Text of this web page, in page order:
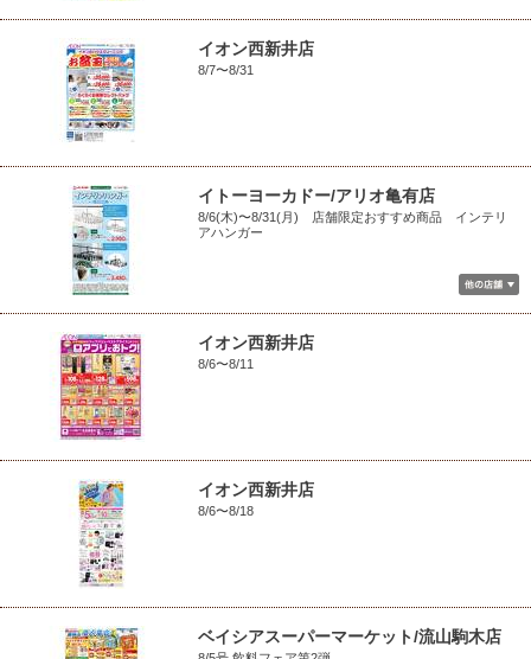
イオン西新井店
8/7〜8/31
イトーヨーカドー/アリオ亀有店
8/6(木)〜8/31(月) 店舗限定おすすめ商品 インテリ
アハンガー
イオン西新井店
8/6〜8/11
イオン西新井店
8/6〜8/18
ベイシアスーパーマーケット/流山駒木店